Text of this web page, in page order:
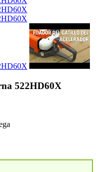
522HD60X